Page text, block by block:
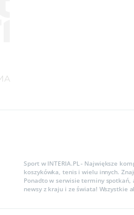
Sport w INTERIA.PL - Największe
koszykówka, tenis i wielu innych.
Ponadto w serwisie terminy spotkań,
newsy z kraju i ze świata! Wszystkie